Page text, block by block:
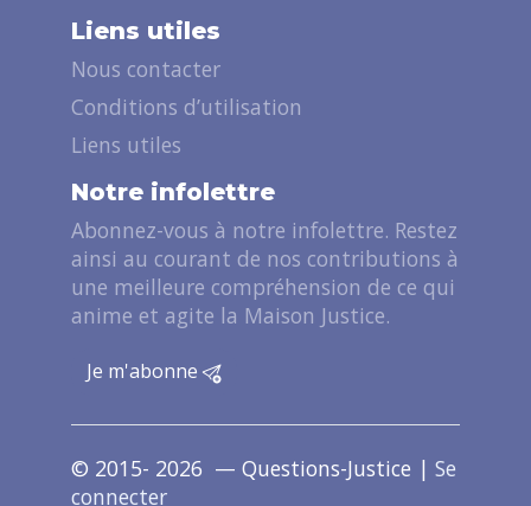
Liens utiles
Nous contacter
Conditions d’utilisation
Liens utiles
Notre infolettre
Abonnez-vous à notre infolettre. Restez
ainsi au courant de nos contributions à
une meilleure compréhension de ce qui
anime et agite la Maison Justice.
Je m'abonne
© 2015- 2026 — Questions-Justice | Se
connecter